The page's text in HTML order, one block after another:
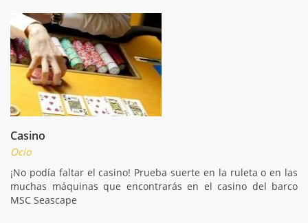
Casino
Ocio
¡No podía faltar el casino! Prueba suerte en la ruleta o en las
muchas máquinas que encontrarás en el casino del barco
MSC Seascape